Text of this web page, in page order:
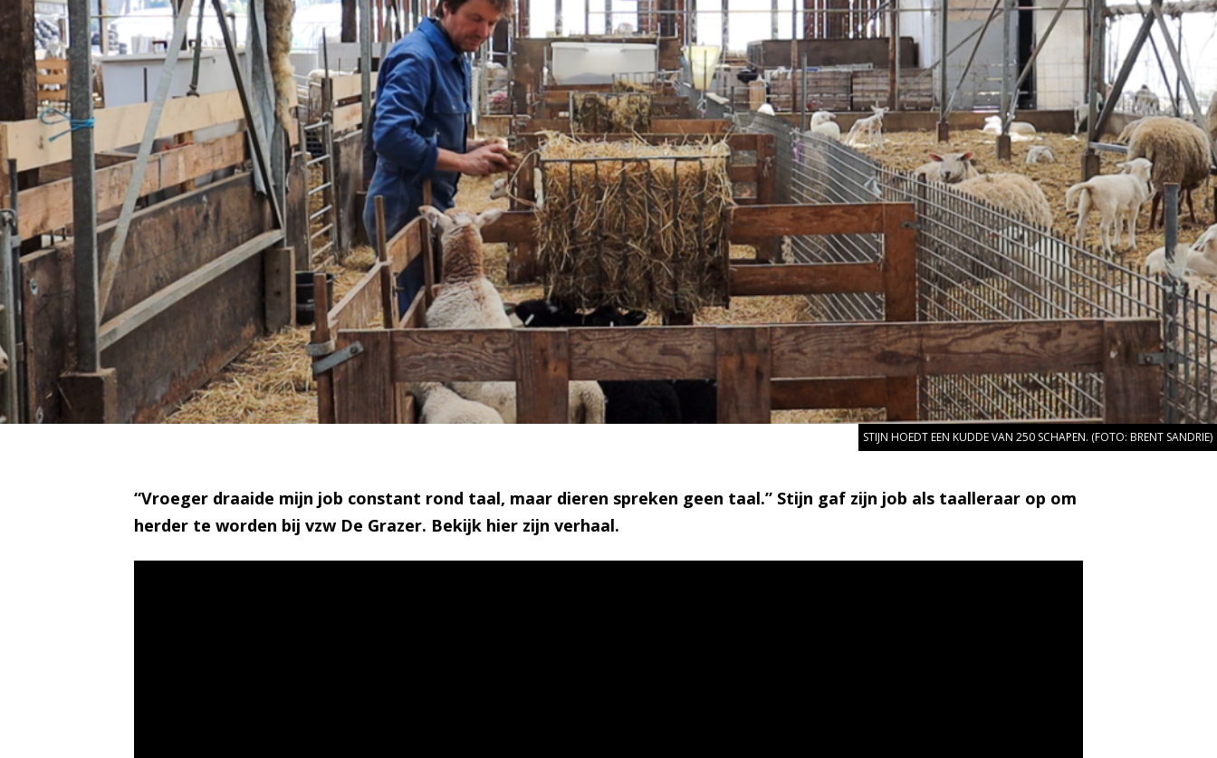
STIJN HOEDT EEN KUDDE VAN 250 SCHAPEN. (FOTO: BRENT SANDRIE)
“Vroeger draaide mijn job constant rond taal, maar dieren spreken geen taal.” Stijn gaf zijn job als taalleraar op om
herder te worden bij vzw De Grazer. Bekijk hier zijn verhaal.